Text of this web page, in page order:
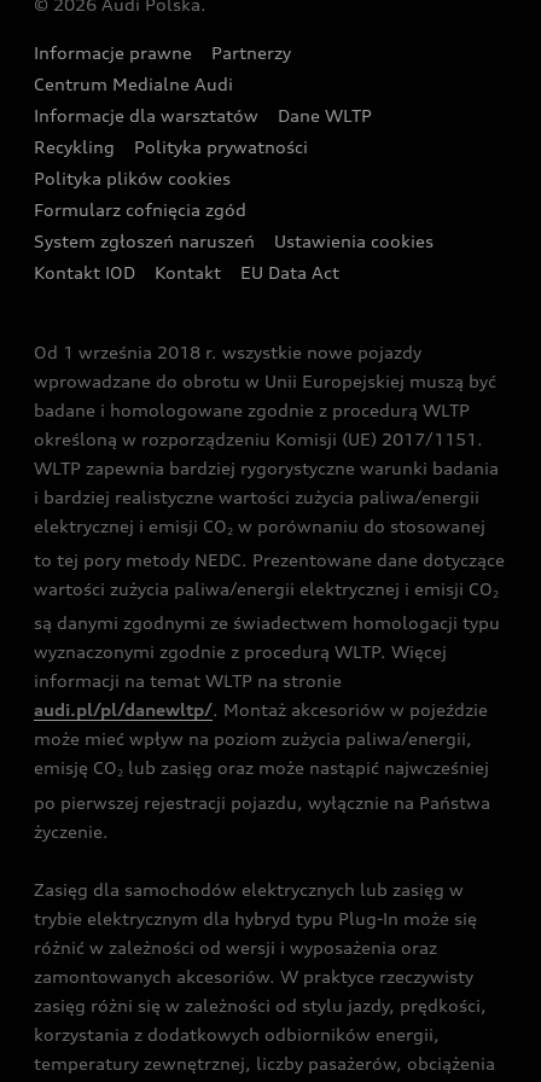
Wyszukaj najbliższego Partnera Audi
Oferta dla przedsiębiorców
Oferta dla klientów prywatnych
Kalkulator rat
Ubezpieczenie
Audi exclusive
Zasięg
Gwarancja
Akcje serwisowe Audi
Katalog online akcesoriów
Audi i Muzeum Sztuki Nowoczesnej w Warszawie
Audi driving experience
Audi quattro Cup
Audi i Puchar Świata w Skokach Narciarskich w
Zakopanem
© 2026 Audi Polska.
Informacje prawne
Partnerzy
Centrum Medialne Audi
Informacje dla warsztatów
Dane WLTP
Recykling
Polityka prywatności
Polityka plików cookies
Formularz cofnięcia zgód
System zgłoszeń naruszeń
Ustawienia cookies
Kontakt IOD
Kontakt EU Data Act
Od 1 września 2018 r. wszystkie nowe pojazdy
wprowadzane do obrotu w Unii Europejskiej muszą być
badane i homologowane zgodnie z procedurą WLTP
określoną w rozporządzeniu Komisji (UE) 2017/1151.
WLTP zapewnia bardziej rygorystyczne warunki badania
i bardziej realistyczne wartości zużycia paliwa/energii
elektrycznej i emisji CO2 w porównaniu do stosowanej
to tej pory metody NEDC. Prezentowane dane dotyczące
wartości zużycia paliwa/energii elektrycznej i emisji CO2
są danymi zgodnymi ze świadectwem homologacji typu
wyznaczonymi zgodnie z procedurą WLTP. Więcej
informacji na temat WLTP na stronie
audi.pl/pl/danewltp/. Montaż akcesoriów w pojeździe
może mieć wpływ na poziom zużycia paliwa/energii,
emisję CO2 lub zasięg oraz może nastąpić najwcześniej
po pierwszej rejestracji pojazdu, wyłącznie na Państwa
życzenie.
Zasięg dla samochodów elektrycznych lub zasięg w
trybie elektrycznym dla hybryd typu Plug-In może się
różnić w zależności od wersji i wyposażenia oraz
zamontowanych akcesoriów. W praktyce rzeczywisty
zasięg różni się w zależności od stylu jazdy, prędkości,
korzystania z dodatkowych odbiorników energii,
temperatury zewnętrznej, liczby pasażerów, obciążenia